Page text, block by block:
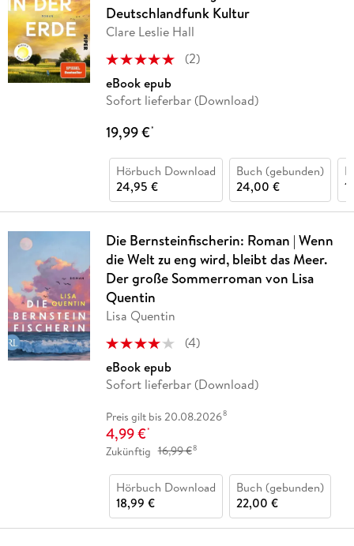
Deutschlandfunk Kultur
Clare Leslie Hall
(2)
eBook epub
Sofort lieferbar (Download)
19,99 €*
Hörbuch Download
24,95 €
Buch (gebunden)
24,00 €
Die Bernsteinfischerin: Roman | Wenn
die Welt zu eng wird, bleibt das Meer.
Der große Sommerroman von Lisa
Quentin
Lisa Quentin
(4)
eBook epub
Sofort lieferbar (Download)
Preis gilt bis 20.08.20268
4,99 €*
Zukünftig 16,99 €8
Hörbuch Download
18,99 €
Buch (gebunden)
22,00 €